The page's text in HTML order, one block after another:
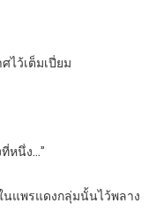
ว้เต็มเปี่ยม
หนึ่ง…”
นแพรแดงกลุ่มนั้นไว้พลาง